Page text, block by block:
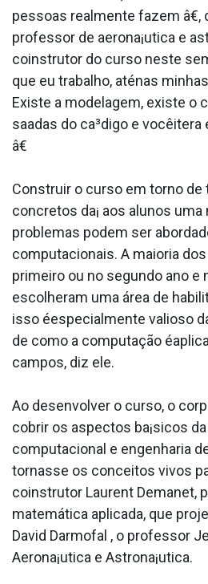
pessoas realmente fazem
professor de aerona¡utica e
coinstrutor do curso neste
que eu trabalho, aténas
Existe a modelagem, existe o
saa­das do ca³digo e
â€
Construir o curso em torno de
concretos da¡ aos alunos
problemas podem ser
computacionais. A maioria
primeiro ou no segundo ano e
escolheram uma área de
isso éespecialmente valioso
de como a computação
campos, diz ele.
Ao desenvolver o curso, o
cobrir os aspectos ba¡sicos
computacional e engenharia
tornasse os conceitos vivos
coinstrutor Laurent Demanet,
matemática aplicada, que
David Darmofal , o professor
Aerona¡utica e Astrona¡utica.